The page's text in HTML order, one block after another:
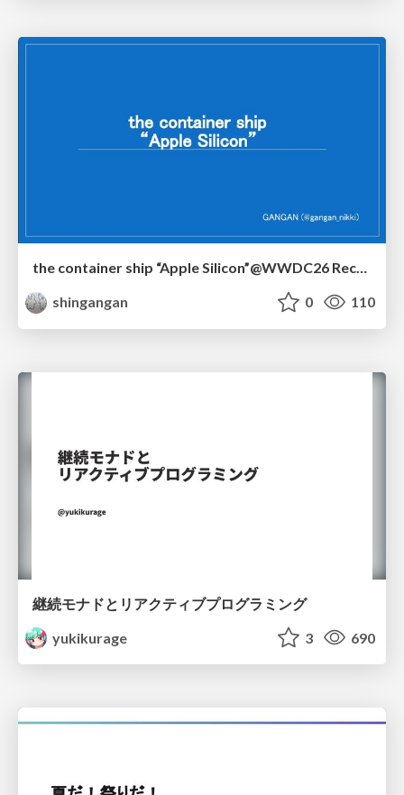
the container ship “Apple Silicon”@WWDC26 Recap -Japan-\(region).swift
shingangan
0 110
継続モナドとリアクティブプログラミング
yukikurage
3 690